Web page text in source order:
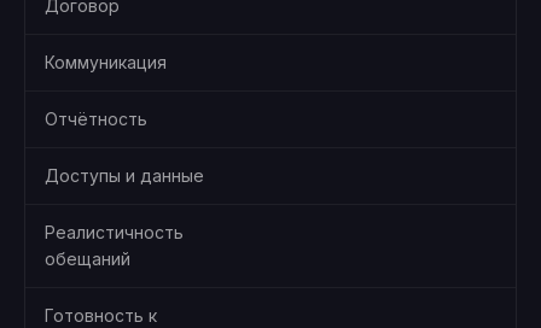
Договор
Коммуникация
Отчётность
Доступы и данные
Реалистичность
обещаний
Готовность к